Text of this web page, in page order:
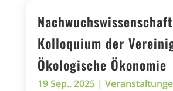
Kolloquium der
Ökologische Ökonomie
19 Sep.. 2025|